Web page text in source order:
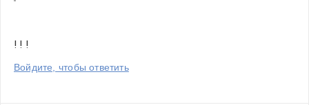
! ! !
Войдите, чтобы ответить